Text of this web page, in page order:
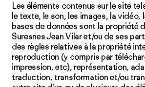
Les éléments contenus sur le site
le texte, le son, les images, la vidéo,
bases de données sont la propriété
Suresnes Jean Vilar et/ou de ses
des règles relatives à la propriété
reproduction (y compris par
impression, etc), représentation,
traduction, transformation et/ou